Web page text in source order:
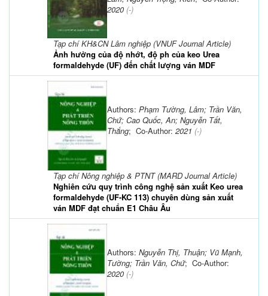
Tạp chí KH&CN Lâm nghiệp (VNUF Journal Article)
Ảnh hưởng của độ nhớt, độ ph của keo Urea
formaldehyde (UF) đến chất lượng ván MDF
2020 (-)
Tạp chí Nông nghiệp & PTNT (MARD Journal Article)
Nghiên cứu quy trình công nghệ sản xuất Keo urea
formaldehyde (UF-KC 113) chuyên dùng sản xuất
ván MDF đạt chuẩn E1 Châu Âu
Authors: Phạm Tường, Lâm; Trần Văn,
Chứ; Cao Quốc, An; Nguyễn Tất,
Thắng; Co-Author: 2021 (-)
Authors: Nguyễn Thị, Thuận; Vũ Mạnh,
Tường; Trần Văn, Chứ; Co-Author:
2020 (-)